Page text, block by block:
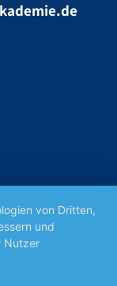
von Dritten,
und
Nutzer